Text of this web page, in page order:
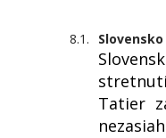
8.1.
Tatier